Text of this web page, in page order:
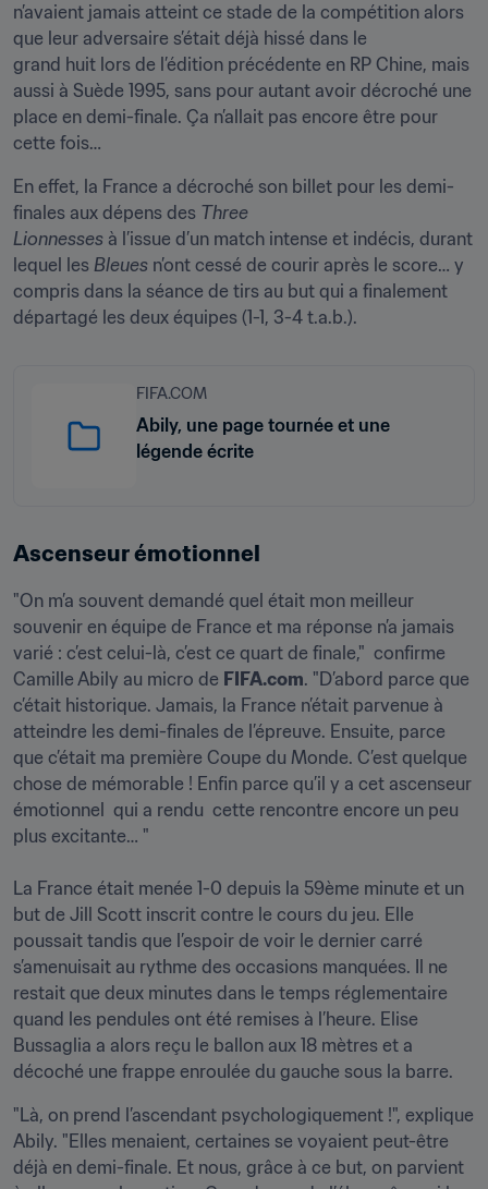
n’avaient jamais atteint ce stade de la compétition alors
que leur adversaire s’était déjà hissé dans le
grand huit lors de l’édition précédente en RP Chine, mais
aussi à Suède 1995, sans pour autant avoir décroché une
place en demi-finale. Ça n’allait pas encore être pour
cette fois…
En effet, la France a décroché son billet pour les demi-
finales aux dépens des Three
Lionnesses à l’issue d’un match intense et indécis, durant
lequel les Bleues n’ont cessé de courir après le score… y
compris dans la séance de tirs au but qui a finalement
départagé les deux équipes (1-1, 3-4 t.a.b.).
FIFA.COM
Abily, une page tournée et une
légende écrite
Ascenseur émotionnel
"On m’a souvent demandé quel était mon meilleur
souvenir en équipe de France et ma réponse n’a jamais
varié : c’est celui-là, c’est ce quart de finale,"  confirme
Camille Abily au micro de FIFA.com. "D’abord parce que
c’était historique. Jamais, la France n’était parvenue à
atteindre les demi-finales de l’épreuve. Ensuite, parce
que c’était ma première Coupe du Monde. C’est quelque
chose de mémorable ! Enfin parce qu’il y a cet ascenseur
émotionnel  qui a rendu  cette rencontre encore un peu
plus excitante… "
La France était menée 1-0 depuis la 59ème minute et un
but de Jill Scott inscrit contre le cours du jeu. Elle
poussait tandis que l’espoir de voir le dernier carré
s’amenuisait au rythme des occasions manquées. Il ne
restait que deux minutes dans le temps réglementaire
quand les pendules ont été remises à l’heure. Elise
Bussaglia a alors reçu le ballon aux 18 mètres et a
décoché une frappe enroulée du gauche sous la barre.
"Là, on prend l’ascendant psychologiquement !", explique
Abily. "Elles menaient, certaines se voyaient peut-être
déjà en demi-finale. Et nous, grâce à ce but, on parvient